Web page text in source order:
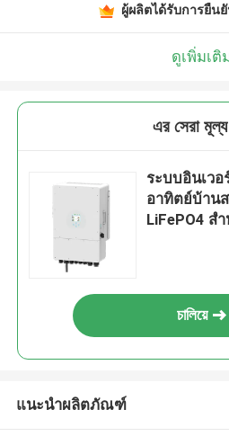
ผู้ผลิตได้รับการยืน
ดูเพิ่มเติ
এর সেরা মূল্য
ระบบอินเวอ
อาทิตย์บ้าน
LiFePO4 ส
চালিয়ে
แนะนำผลิตภัณฑ์